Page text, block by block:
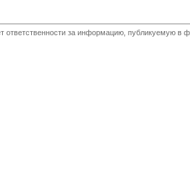
ответственности за информацию, публикуемую